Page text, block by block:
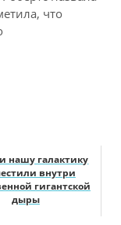
что
нашу галактику
внутри
гигантской
дыры